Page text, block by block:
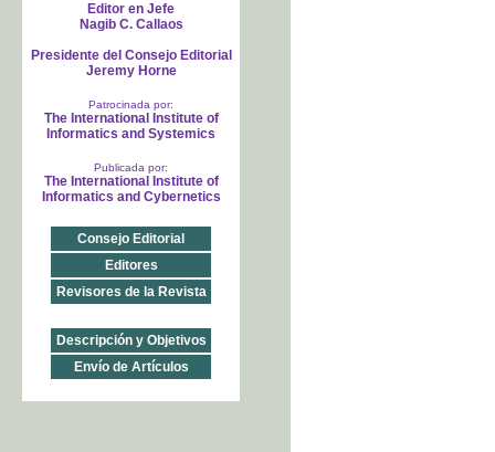
Editor en Jefe
Nagib C. Callaos
Presidente del Consejo Editorial
Jeremy Horne
Patrocinada por:
The International Institute of
Informatics and Systemics
Publicada por:
The International Institute of
Informatics and Cybernetics
Consejo Editorial
Editores
Revisores de la Revista
Descripción y Objetivos
Envío de Artículos